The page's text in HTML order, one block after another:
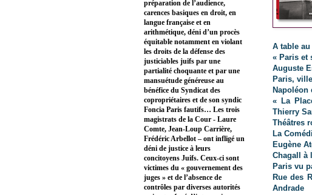
A table au
« Paris et
Auguste
Paris,
Napoléon
« La
Thierry
Théâtres
La
Eugène
Chagall à
Paris vu
Rue des
Andrade
préparation de l’audience,
carences basiques en droit, en
langue française et en
arithmétique, déni d’un procès
équitable notamment en violant
les droits de la défense des
justiciables juifs par une
partialité choquante et par une
mansuétude généreuse au
bénéfice du Syndicat des
copropriétaires et de son syndic
Foncia Paris fautifs… Les trois
magistrats de la Cour - Laure
Comte, Jean-Loup Carrière,
Frédéric Arbellot – ont infligé un
déni de justice à leurs
concitoyens Juifs. Ceux-ci sont
victimes du « gouvernement des
juges » et de l’absence de
contrôles par diverses autorités